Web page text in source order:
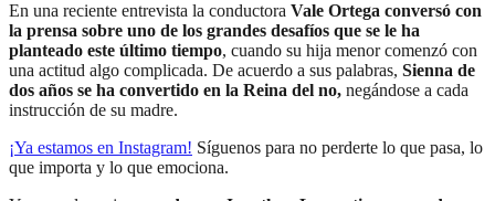
En una reciente entrevista la conductora Vale Ortega conversó con
la prensa sobre uno de los grandes desafíos que se le ha
planteado este último tiempo, cuando su hija menor comenzó con
una actitud algo complicada. De acuerdo a sus palabras, Sienna de
dos años se ha convertido en la Reina del no, negándose a cada
instrucción de su madre.
¡Ya estamos en Instagram! Síguenos para no perderte lo que pasa, lo
que importa y lo que emociona.